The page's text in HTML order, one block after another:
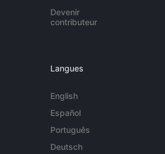
Devenir
contributeur
Langues
English
Español
Português
Deutsch